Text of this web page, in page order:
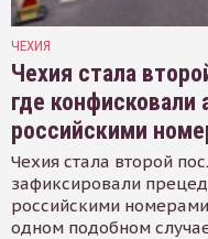
ЧЕХИЯ
Чехия стала
где конфисковали
российскими
Чехия стала второй
зафиксировали
российскими
одном подобном